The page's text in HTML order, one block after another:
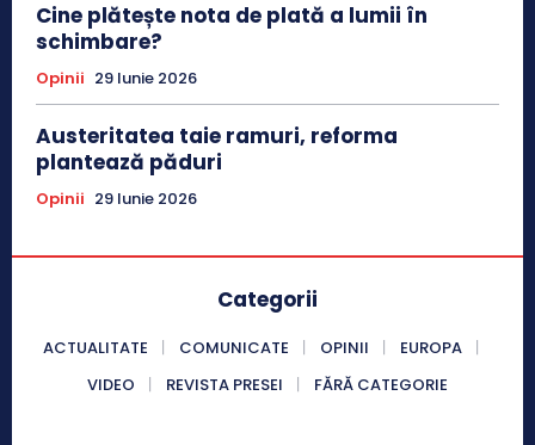
Cine plătește nota de plată a lumii în
schimbare?
Opinii 29 Iunie 2026
Austeritatea taie ramuri, reforma
plantează păduri
Opinii 29 Iunie 2026
Categorii
ACTUALITATE COMUNICATE OPINII
EUROPA
VIDEO
REVISTA PRESEI FĂRĂ CATEGORIE